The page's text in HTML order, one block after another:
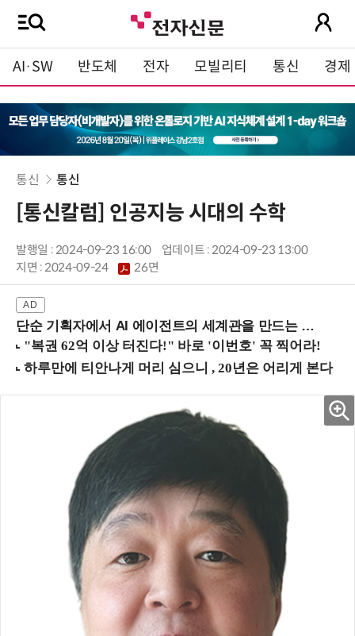
AI·SW 반도체 전자 모빌리티 통신 경제
통신 통신
[통신칼럼] 인공지능 시대의 수학
발행일 : 2024-09-23 16:00
업데이트 : 2024-09-23 13:00
지면 :2024-09-24 26면
단순 기획자에서 AI 에이전트의 세계관을 만드는 지식 설계자로.. (8/20 강남역)